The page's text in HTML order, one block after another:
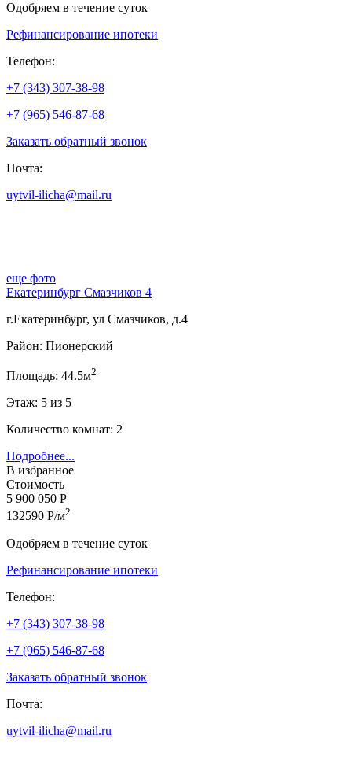
Одобряем в течение суток
Рефинансирование ипотеки
Телефон:
+7 (343) 307-38-98
+7 (965) 546-87-68
Заказать обратный звонок
Почта:
uytvil-ilicha@mail.ru
еще фото
Екатеринбург Смазчиков 4
г.Екатеринбург, ул Смазчиков, д.4
Район: Пионерский
Площадь: 44.5м2
Этаж: 5 из 5
Количество комнат: 2
Подробнее...
В избранное
Стоимость
5 900 050 Р
132590 Р/м2
Одобряем в течение суток
Рефинансирование ипотеки
Телефон:
+7 (343) 307-38-98
+7 (965) 546-87-68
Заказать обратный звонок
Почта:
uytvil-ilicha@mail.ru